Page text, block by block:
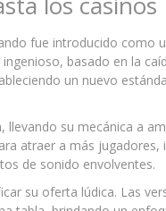
fue introducido como
basado en la
un nuevo
llevando su mecánica a
atraer a más jugadores,
de sonido envolventes.
su oferta lúdica. Las